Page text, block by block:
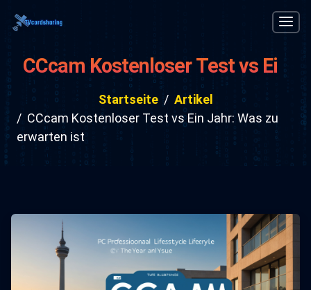
CCcam Kostenloser Test vs Ein
Jahr: Was zu erwarten ist
Startseite
Artikel
CCcam Kostenloser Test vs Ein Jahr: Was zu
erwarten ist